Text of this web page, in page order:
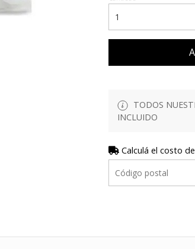
TODOS
INCLUIDO
Calculá el costo